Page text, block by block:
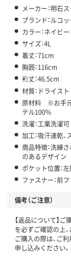
メーカー：明石
ブランド：ルコ
カラー：ネイビ
サイズ：4L
着丈：71cm
胸囲：116cm
裄丈：46.5cm
材質：ドライス
原材料 ※お手元
テル100％
洗濯：工業洗濯可
加工：吸汗速乾、
商品特徴：洗練
のあるデザイン
ポケット位置：左
ファスナー：前
備考（ご注意）
【返品について】ご
を必ずご確認の上
ご購入の際は、ご利
申し込みください。